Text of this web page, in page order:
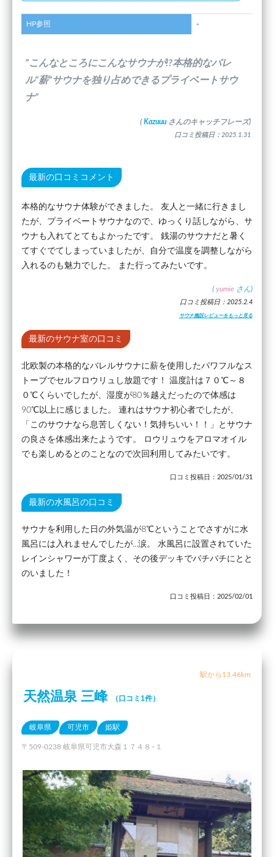
HP参照 -
”こんなところにこんなサウナが!?本格的なバレ
ル“薪”サウナを独り占めできるプライベートサウ
ナ”
( Kazuuu さんのキャッチフレーズ)
口コミ投稿日：2025.1.31
最新の口コミコメント
本格的なサウナ体験ができました。 友人と一緒に行きまし
たが、プライベートサウナなので、ゆっくり話しながら、サ
ウナも入れてとてもよかったです。 銭湯のサウナだと暑く
てすぐでてしまっていましたが、自分で温度を調整しながら
入れるのも魅力でした。 また行ってみたいです。
( yumie さん)
口コミ投稿日：2025.2.4
サウナ施設レビューをもっと見る
最新のサウナ室の口コミ
北欧製の本格的なバレルサウナに薪を使用したパワフルなス
トーブでセルフロウリュし放題です！ 温度計は７０℃～８
０℃くらいでしたが、湿度が80％越えだったので体感は
90℃以上に感じました。 連れはサウナ初心者でしたが、
「このサウナなら息苦しくない！気持ちいい！！」とサウナ
の良さを体感出来たようです。 ロウリュウをアロマオイル
でも楽しめるとのことなので次回利用してみたいです。
口コミ投稿日：2025/01/31
最新の水風呂の口コミ
サウナを利用した日の外気温が8℃ということでさすがに水
風呂には入れませんでしたが...涙。 水風呂に設置されていた
レインシャワーが丁度よく、その後デッキでバチバチにとと
のいました！
口コミ投稿日：2025/02/01
駅から13.46km
天然温泉 三峰 （口コミ1件）
岐阜県 可児市 姫駅
〒509-0238 岐阜県可児市大森１７４８−１